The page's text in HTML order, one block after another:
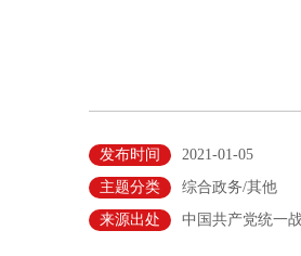
发布时间
2021-01-05
主题分类
综合政务/其他
来源出处
中国共产党统一